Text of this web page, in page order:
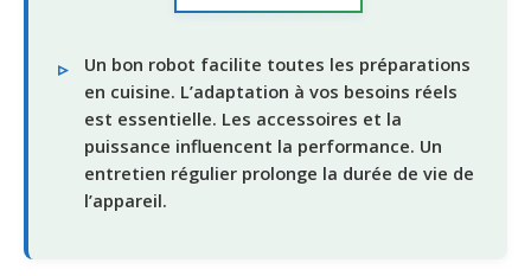
Un bon robot facilite toutes les préparations
en cuisine. L’adaptation à vos besoins réels
est essentielle. Les accessoires et la
puissance influencent la performance. Un
entretien régulier prolonge la durée de vie de
l’appareil.